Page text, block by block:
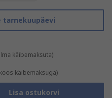
tarnekuupäevi
käibemaksuta)
käibemaksuga)
Lisa ostukorvi